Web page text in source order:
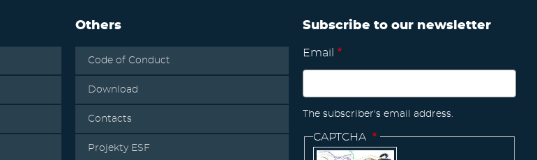
Others
Code of Conduct
Download
Contacts
Projekty ESF
Subscribe to our newsletter
Email
The subscriber's email address.
CAPTCHA